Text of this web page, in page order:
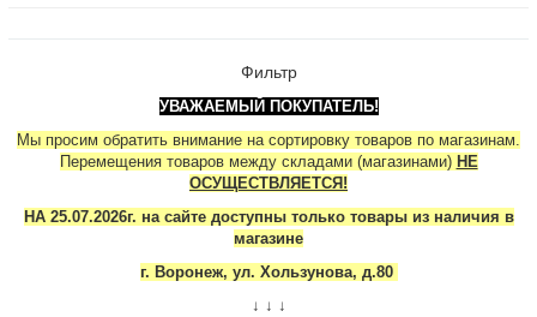
Фильтр
УВАЖАЕМЫЙ ПОКУПАТЕЛЬ!
Мы просим обратить внимание на сортировку товаров по магазинам.
Перемещения товаров между складами (магазинами) НЕ
ОСУЩЕСТВЛЯЕТСЯ!
НА 25.07.2026г. на сайте доступны только товары из наличия в
магазине
г. Воронеж, ул. Хользунова, д.80
↓ ↓ ↓